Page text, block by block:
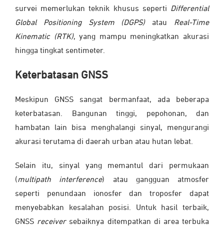
survei memerlukan teknik khusus seperti Differential
Global Positioning System (DGPS)atau Real-Time
Kinematic (RTK), yang mampu meningkatkan akurasi
hingga tingkat sentimeter.
Keterbatasan GNSS
Meskipun GNSS sangat bermanfaat, ada beberapa
keterbatasan. Bangunan tinggi, pepohonan, dan
hambatan lain bisa menghalangi sinyal, mengurangi
akurasi terutama di daerah urban atau hutan lebat.
Selain itu, sinyal yang memantul dari permukaan
(multipath interference) atau gangguan atmosfer
seperti penundaan ionosfer dan troposfer dapat
menyebabkan kesalahan posisi. Untuk hasil terbaik,
GNSS receiversebaiknya ditempatkan di area terbuka